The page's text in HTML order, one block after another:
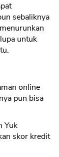
sebaliknya
untuk
online
pun bisa
Yuk
skor kredit